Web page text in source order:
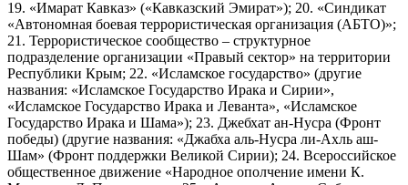
19. «Имарат Кавказ» («Кавказский Эмират»); 20. «Синдикат
«Автономная боевая террористическая организация (АБТО)»;
21. Террористическое сообщество – структурное
подразделение организации «Правый сектор» на территории
Республики Крым; 22. «Исламское государство» (другие
названия: «Исламское Государство Ирака и Сирии»,
«Исламское Государство Ирака и Леванта», «Исламское
Государство Ирака и Шама»); 23. Джебхат ан-Нусра (Фронт
победы) (другие названия: «Джабха аль-Нусра ли-Ахль аш-
Шам» (Фронт поддержки Великой Сирии); 24. Всероссийское
общественное движение «Народное ополчение имени К.